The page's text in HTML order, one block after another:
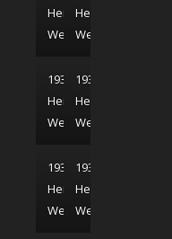
Heimatmuseum
Weißenhorn
Heimatmuseum
Weißenhorn
1938;
Heimatmuseum
Weißenhorn
1938;
Heimatmuseum
Weißenhorn
1938;
Heimatmuseum
Weißenhorn
1938;
Heimatmuseum
Weißenhorn